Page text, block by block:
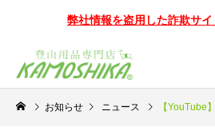
弊社情報を盗用した詐欺サ
お知らせ ニュース 【YouTube】クライミ